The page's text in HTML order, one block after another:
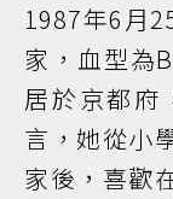
1987年6月
家，血型為
居於京都府
言，她從小
家後，喜歡